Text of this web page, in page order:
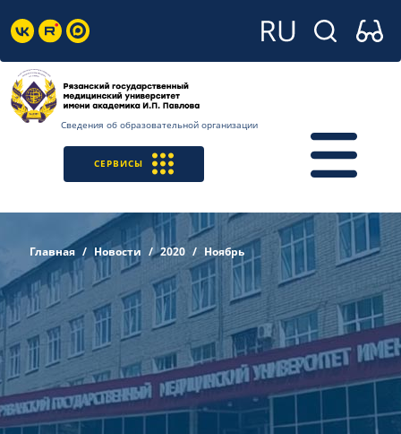
Сведения об образовательной организации
СЕРВИСЫ
Главная Новости 2020 Ноябрь